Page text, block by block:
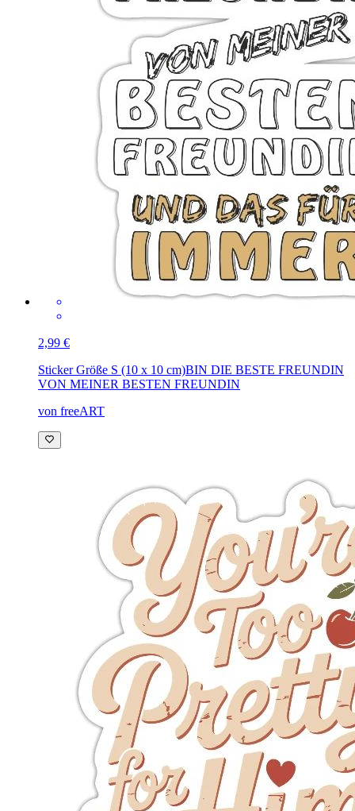
2,99 €
Sticker Größe S (10 x 10 cm)BIN DIE BESTE FREUNDIN
VON MEINER BESTEN FREUNDIN
von freeART